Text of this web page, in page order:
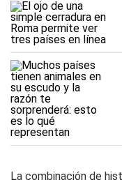
La combinación de